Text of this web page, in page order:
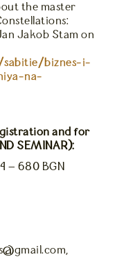
the master
Jakob Stam on
sabitie/biznes-i-
na-
and for
SEMINAR):
– 680 BGN